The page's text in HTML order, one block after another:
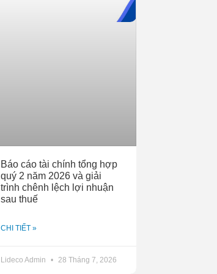
Báo cáo tài chính tổng hợp
quý 2 năm 2026 và giải
trình chênh lệch lợi nhuận
sau thuế
CHI TIẾT »
Lideco Admin 28 Tháng 7, 2026